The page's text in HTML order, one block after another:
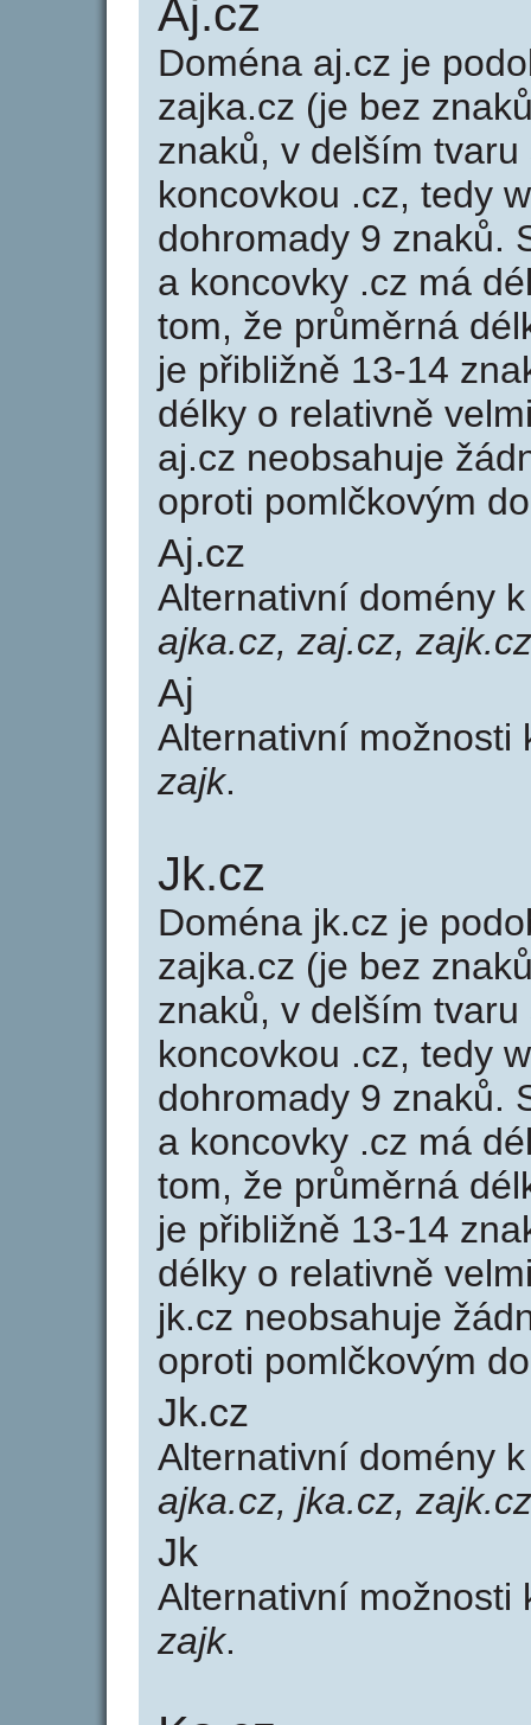
Aj.cz
Doména aj.cz je
zajka.cz (je bez
znaků, v delším
koncovkou .cz, tedy
dohromady 9 znaků.
a koncovky .cz má
tom, že průměrná
je přibližně 13-14
délky o relativně
aj.cz neobsahuje
oproti pomlčkovým
Aj.cz
Alternativní domény
ajka.cz, zaj.cz, zajk.cz
Aj
Alternativní možnosti
zajk.
Jk.cz
Doména jk.cz je
zajka.cz (je bez
znaků, v delším
koncovkou .cz, tedy
dohromady 9 znaků.
a koncovky .cz má
tom, že průměrná
je přibližně 13-14
délky o relativně
jk.cz neobsahuje
oproti pomlčkovým
Jk.cz
Alternativní domény
ajka.cz, jka.cz, zajk.cz
Jk
Alternativní možnosti
zajk.